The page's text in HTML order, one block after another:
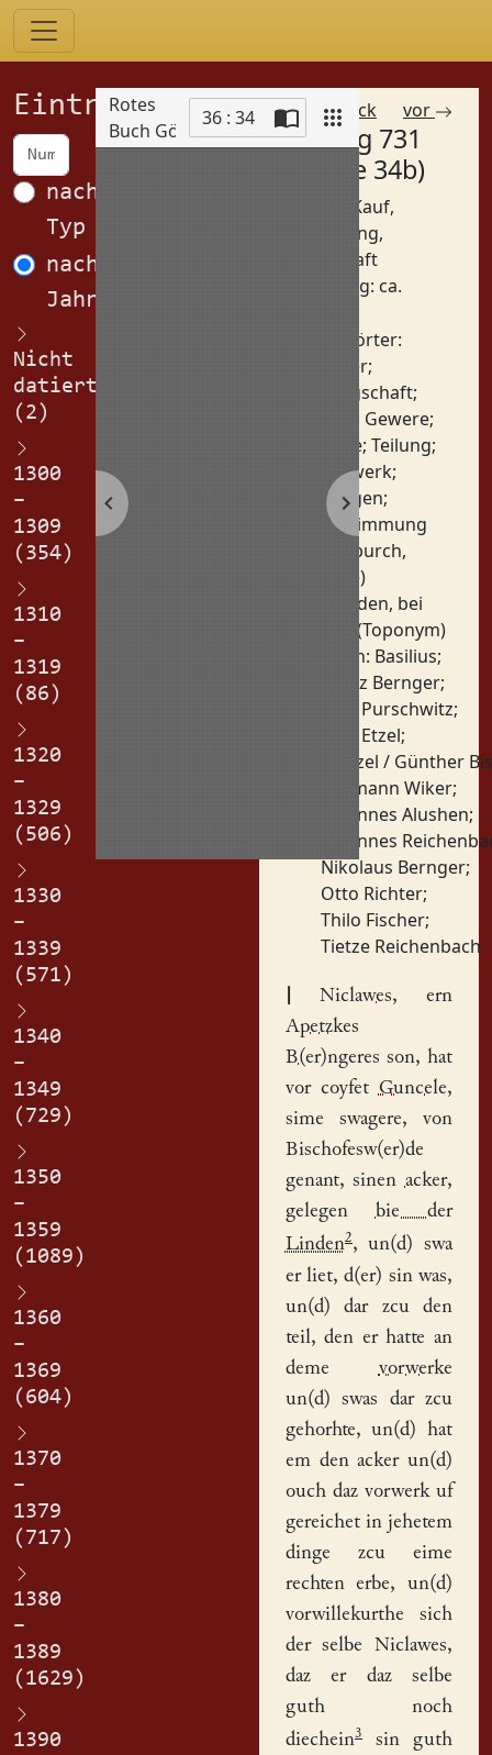
Einträge
nach
Typ
nach
Jahren
Nicht
datiert
(2)
1300
–
1309
(354)
1310
–
1319
(86)
1320
–
1329
(506)
1330
–
1339
(571)
1340
–
1349
(729)
1350
–
1359
(1089)
1360
–
1369
(604)
1370
–
1379
(717)
1380
–
1389
(1629)
1390
Rotes
Buch Görlitz
36 : 34 zurück vor
Eintrag 731
(Spalte 34b)
Betreff: Kauf,
Auflassung,
Bürgschaft
Datierung: ca.
Schlagwörter:
Acker;
Bürgschaft;
Gewere;
Helle; Teilung;
Vorwerk;
Zeugen;
Zustimmung
(Volburch,
Wille)
Linden, bei
den (Toponym)
Personen: Basilius;
Apetz Bernger;
Fritz Purschwitz;
Fritz Etzel;
Gunzel / Günther
Hermann Wiker;
Johannes Alushen;
Johannes
Nikolaus Bernger;
Otto Richter;
Thilo Fischer;
Tietze Reichenbach
Niclawes, ern
Apetzkes
B(er)ngeres son, hat
vor coyfetGuncele,
sime swagere, von
Bischofesw(er)de
genant, sinenacker,
gelegenbie der
Linden2, un(d) swa
er liet, d(er) sin was,
un(d) dar zcu den
teil, den er hatte an
deme vorwerke
un(d) swas dar zcu
gehorhte, un(d) hat
em den acker un(d)
ouch daz vorwerk uf
gereichet in jehetem
dinge zcu eime
rechten erbe, un(d)
vorwillekurthe sich
der selbe Niclawes,
daz er daz selbe
guth noch
diechein3sin guth